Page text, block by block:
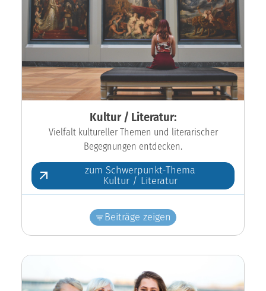
Kultur / Literatur:
Vielfalt kultureller Themen und literarischer
Begegnungen entdecken.
zum Schwerpunkt-Thema
Kultur / Literatur
Beiträge zeigen